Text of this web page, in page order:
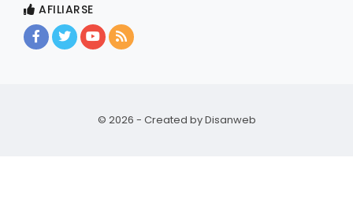
AFILIARSE
© 2026 - Created byDisanweb